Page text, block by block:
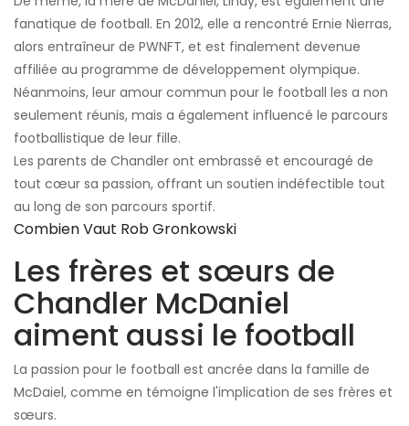
fanatique de football. En 2012, elle a rencontré Ernie Nierras,
alors entraîneur de PWNFT, et est finalement devenue
affiliée au programme de développement olympique.
Néanmoins, leur amour commun pour le football les a non
seulement réunis, mais a également influencé le parcours
footballistique de leur fille.
Les parents de Chandler ont embrassé et encouragé de
tout cœur sa passion, offrant un soutien indéfectible tout
au long de son parcours sportif.
Combien Vaut Rob Gronkowski
Les frères et sœurs de
Chandler McDaniel
aiment aussi le football
La passion pour le football est ancrée dans la famille de
McDaiel, comme en témoigne l'implication de ses frères et
sœurs.